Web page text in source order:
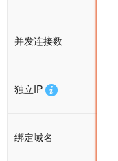
并发连接数
独立IP
绑定域名